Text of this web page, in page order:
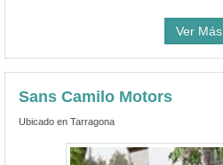
Ver Más
Sans Camilo Motors
Ubicado en Tarragona